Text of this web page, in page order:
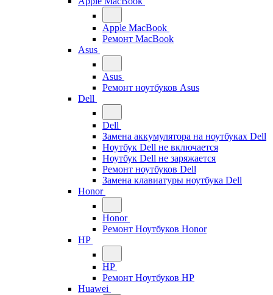
Apple MacBook
Ремонт MacBook
Asus
Asus
Ремонт ноутбуков Asus
Dell
Dell
Замена аккумулятора на ноутбуках Dell
Ноутбук Dell не включается
Ноутбук Dell не заряжается
Ремонт ноутбуков Dell
Замена клавиатуры ноутбука Dell
Honor
Honor
Ремонт Ноутбуков Honor
HP
HP
Ремонт Ноутбуков HP
Huawei